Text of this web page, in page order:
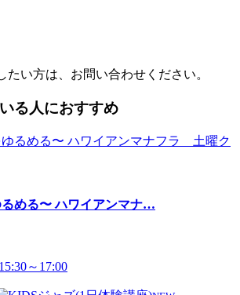
たい方は、お問い合わせください。
る人におすすめ
める〜 ハワイアンマナ…
～17:00